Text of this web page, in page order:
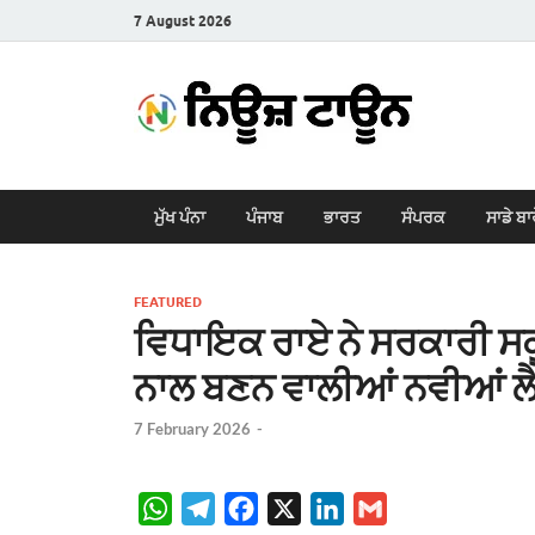
7 August 2026
ਮੁੱਖ ਪੰਨਾ ਪੰਜਾਬ ਭਾਰਤ ਸੰਪਰਕ ਸਾਡੇ
FEATURED
ਵਿਧਾਇਕ ਰਾਏ ਨੇ ਸਰਕਾਰੀ
ਨਾਲ ਬਣਨ ਵਾਲੀਆਂ ਨਵੀਆਂ
7 February 2026 -
W